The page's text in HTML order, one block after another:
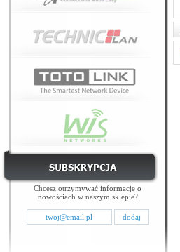
Chcesz otrzymywać informacje o
nowościach w naszym sklepie?